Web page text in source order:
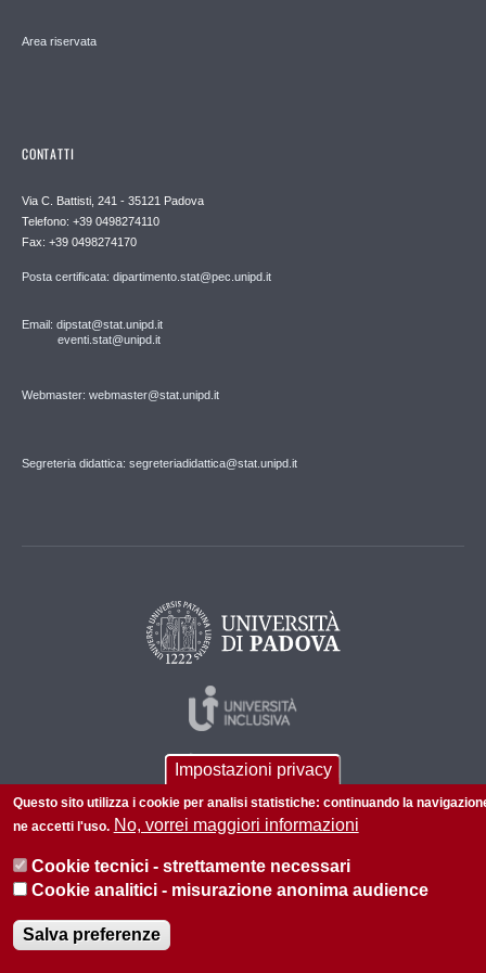
Area riservata
CONTATTI
Via C. Battisti, 241 - 35121 Padova
Telefono: +39 0498274110
Fax: +39 0498274170
Posta certificata: dipartimento.stat@pec.unipd.it
Email: dipstat@stat.unipd.it
eventi.stat@unipd.it
Webmaster: webmaster@stat.unipd.it
Segreteria didattica: segreteriadidattica@stat.unipd.it
© 2026 Università di Padova - Tutti i diritti riservati
P.I. 00742430283 C.F. 80006480281
Impostazioni privacy
Questo sito utilizza i cookie per analisi statistiche: continuando la
ne accetti l'uso. No, vorrei maggiori informazioni
Cookie tecnici - strettamente necessari
Cookie analitici - misurazione anonima audience
Salva preferenze